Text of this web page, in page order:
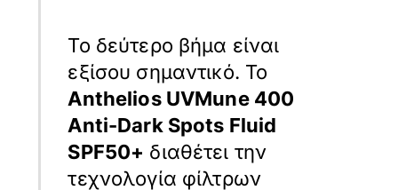
Το δεύτερο βήμα είναι
εξίσου σημαντικό. Το
Anthelios UVMune 400
Anti-Dark Spots Fluid
SPF50+ διαθέτει την
τεχνολογία φίλτρων